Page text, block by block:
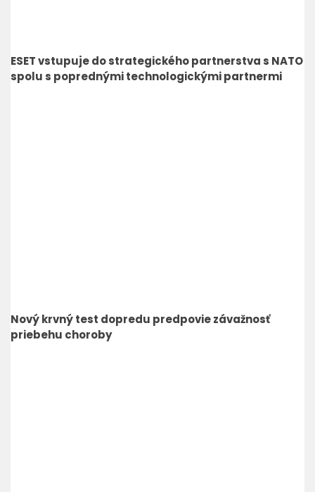
ESET vstupuje do strategického partnerstva s NATO
spolu s poprednými technologickými partnermi
Nový krvný test dopredu predpovie závažnosť
priebehu choroby